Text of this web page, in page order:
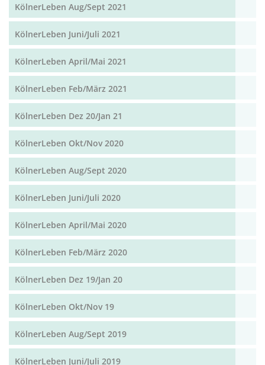
KölnerLeben Aug/Sept 2021
KölnerLeben Juni/Juli 2021
KölnerLeben April/Mai 2021
KölnerLeben Feb/März 2021
KölnerLeben Dez 20/Jan 21
KölnerLeben Okt/Nov 2020
KölnerLeben Aug/Sept 2020
KölnerLeben Juni/Juli 2020
KölnerLeben April/Mai 2020
KölnerLeben Feb/März 2020
KölnerLeben Dez 19/Jan 20
KölnerLeben Okt/Nov 19
KölnerLeben Aug/Sept 2019
KölnerLeben Juni/Juli 2019